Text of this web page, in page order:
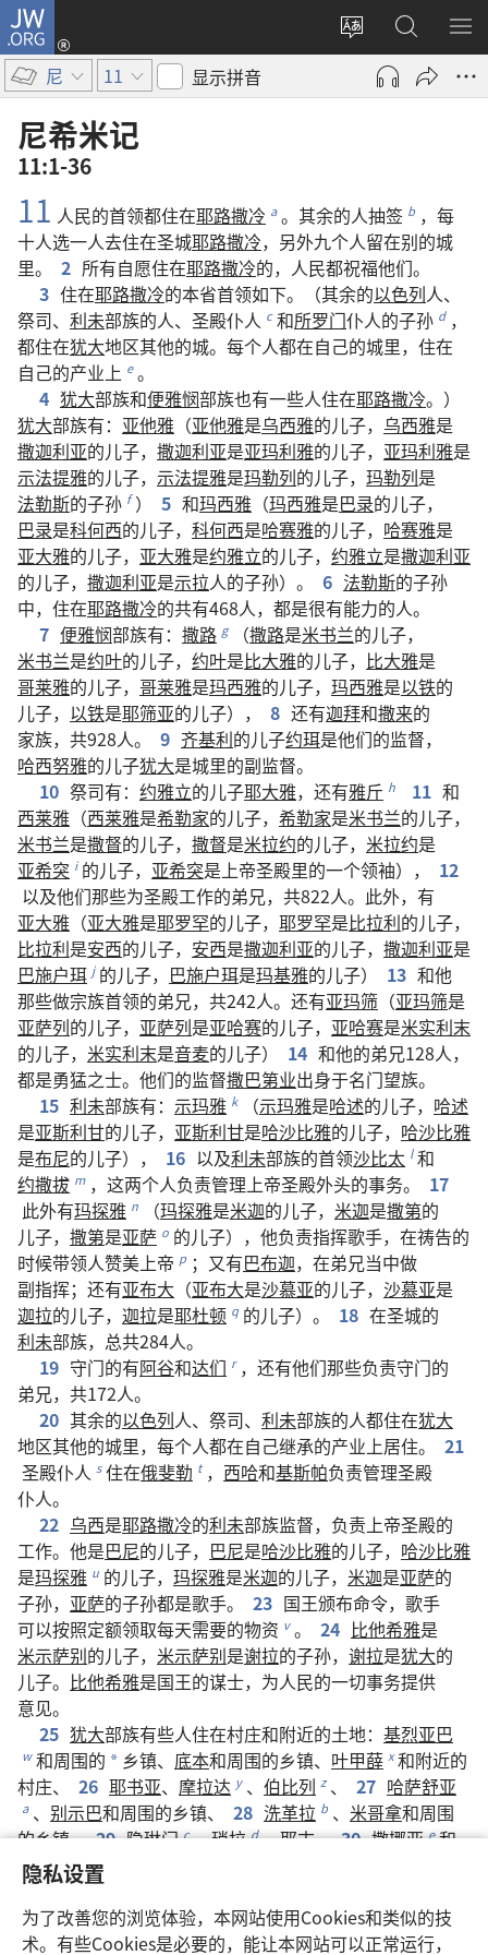
隐私设置
为了改善您的浏览体验，本网站使用Cookies和类似的技
术。有些Cookies是必要的，能让本网站可以正常运行，
JW.ORG
更
网
登
录
开
搜
索
JW.ORG
显
菜
尼 11 显示拼音
尼希米记
11:1-36
11 人民的首领都住在耶路撒冷 a 。 其余的人抽签 b ， 每
十人选一人去住在圣城耶路撒冷， 另外九个人留在别的城
里。 2 所有自愿住在耶路撒冷的， 人民都祝福他们。
3 住在耶路撒冷的本省首领如下。（其余的以色列人、
祭司、 利未部族的人、 圣殿仆人 c 和所罗门仆人的子孙 d ，
都住在犹大地区其他的城。 每个人都在自己的城里， 住在
自己的产业上 e 。
4 犹大部族和便雅悯部族也有一些人住在耶路撒冷。）
犹大部族有： 亚他雅 （亚他雅是乌西雅的儿子， 乌西雅是
撒迦利亚的儿子， 撒迦利亚是亚玛利雅的儿子， 亚玛利雅是
示法提雅的儿子， 示法提雅是玛勒列的儿子， 玛勒列是
法勒斯的子孙 f ） 5 和玛西雅 （玛西雅是巴录的儿子，
巴录是科何西的儿子， 科何西是哈赛雅的儿子， 哈赛雅是
亚大雅的儿子， 亚大雅是约雅立的儿子， 约雅立是撒迦利亚
的儿子， 撒迦利亚是示拉人的子孙）。 6 法勒斯的子孙
中， 住在耶路撒冷的共有468人， 都是很有能力的人。
7 便雅悯部族有： 撒路 g （撒路是米书兰的儿子，
米书兰是约叶的儿子， 约叶是比大雅的儿子， 比大雅是
哥莱雅的儿子， 哥莱雅是玛西雅的儿子， 玛西雅是以铁的
儿子， 以铁是耶筛亚的儿子）， 8 还有迦拜和撒来的
家族， 共928人。 9 齐基利的儿子约珥是他们的监督，
哈西努雅的儿子犹大是城里的副监督。
10 祭司有： 约雅立的儿子耶大雅， 还有雅斤 h 11 和
西莱雅 （西莱雅是希勒家的儿子， 希勒家是米书兰的儿子，
米书兰是撒督的儿子， 撒督是米拉约的儿子， 米拉约是
亚希突 i 的儿子， 亚希突是上帝圣殿里的一个领袖），
12
以及他们那些为圣殿工作的弟兄， 共822人。 此外， 有
亚大雅 （亚大雅是耶罗罕的儿子， 耶罗罕是比拉利的儿子，
比拉利是安西的儿子， 安西是撒迦利亚的儿子， 撒迦利亚是
巴施户珥 j 的儿子， 巴施户珥是玛基雅的儿子） 13 和他
那些做宗族首领的弟兄， 共242人。 还有亚玛筛 （亚玛筛是
亚萨列的儿子， 亚萨列是亚哈赛的儿子， 亚哈赛是米实利末
的儿子， 米实利末是音麦的儿子） 14 和他的弟兄128人，
都是勇猛之士。 他们的监督撒巴第业出身于名门望族。
15 利未部族有： 示玛雅 k （示玛雅是哈述的儿子， 哈述
是亚斯利甘的儿子， 亚斯利甘是哈沙比雅的儿子， 哈沙比雅
是布尼的儿子）， 16 以及利未部族的首领沙比太 l 和
约撒拔 m ， 这两个人负责管理上帝圣殿外头的事务。
17
此外有玛探雅 n （玛探雅是米迦的儿子， 米迦是撒第的
儿子， 撒第是亚萨 o 的儿子）， 他负责指挥歌手， 在祷告的
时候带领人赞美上帝 p ； 又有巴布迦， 在弟兄当中做
副指挥； 还有亚布大 （亚布大是沙慕亚的儿子， 沙慕亚是
迦拉的儿子， 迦拉是耶杜顿 q 的儿子）。 18 在圣城的
利未部族， 总共284人。
19 守门的有阿谷和达们 r ， 还有他们那些负责守门的
弟兄， 共172人。
20 其余的以色列人、 祭司、 利未部族的人都住在犹大
地区其他的城里， 每个人都在自己继承的产业上居住。
21
圣殿仆人 s 住在俄斐勒 t ， 西哈和基斯帕负责管理圣殿
仆人。
22 乌西是耶路撒冷的利未部族监督， 负责上帝圣殿的
工作。 他是巴尼的儿子， 巴尼是哈沙比雅的儿子， 哈沙比雅
是玛探雅 u 的儿子， 玛探雅是米迦的儿子， 米迦是亚萨的
子孙， 亚萨的子孙都是歌手。 23 国王颁布命令， 歌手
可以按照定额领取每天需要的物资 v 。 24 比他希雅是
米示萨别的儿子， 米示萨别是谢拉的子孙， 谢拉是犹大的
儿子。 比他希雅是国王的谋士， 为人民的一切事务提供
意见。
25 犹大部族有些人住在村庄和附近的土地： 基烈亚巴
w 和周围的 * 乡镇、 底本和周围的乡镇、 叶甲薛 x 和附近的
村庄、 26 耶书亚、 摩拉达 y 、 伯比列 z 、 27 哈萨舒亚
a 、 别示巴和周围的乡镇、 28 洗革拉 b 、 米哥拿和周围
的乡镇、 29 隐琳门 c 、琐拉 d 、耶末、 30 撒挪亚 e 和
亚杜兰，以及
亚西加 g 和周围
他们居住*的地方。
31 便雅悯部族的人住在迦巴 、密抹、艾雅、伯特利